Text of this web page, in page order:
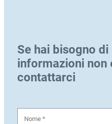
Se hai bisogno
informazioni non
contattarci